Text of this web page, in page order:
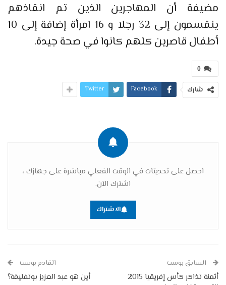
مضيفة أن المهاجرين الذين تم انقاذهم
ينقسمون إلى 32 رجلا و 16 امرأة إضافة إلى 10
أطفال قاصرين كلهم كانوا في صحة جيدة.
0
شارك Facebook
Twitter
احصل على تحديثات في الوقت الفعلي مباشرة على جهازك ،
اشترك الآن.
الاشتراك
السابق بوست
أثمنة تذاكر كأس إفريقيا 2015
القادم بوست
أين هو عبد العزيز بوتفليقة؟